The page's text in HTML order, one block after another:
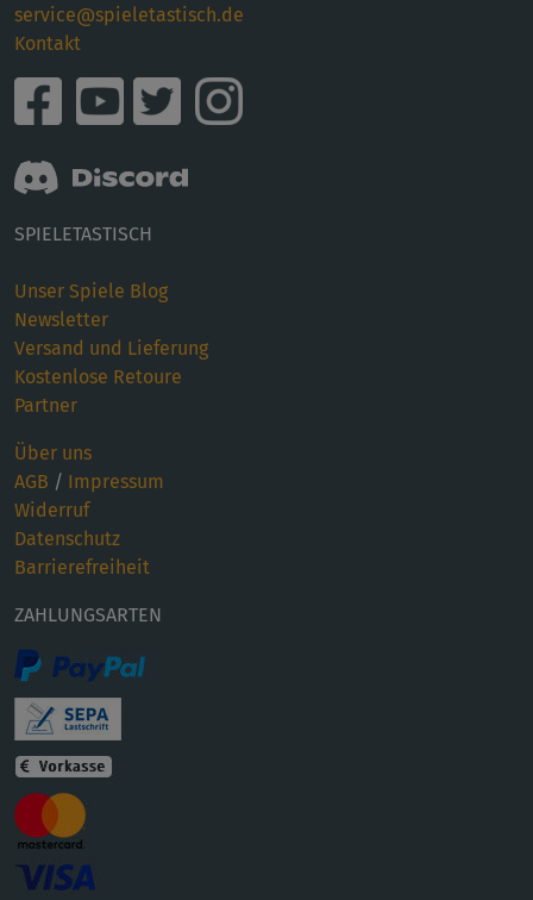
service@spieletastisch.de
Kontakt
SPIELETASTISCH
Unser Spiele Blog
Newsletter
Versand und Lieferung
Kostenlose Retoure
Partner
Über uns
AGB / Impressum
Widerruf
Datenschutz
Barrierefreiheit
ZAHLUNGSARTEN